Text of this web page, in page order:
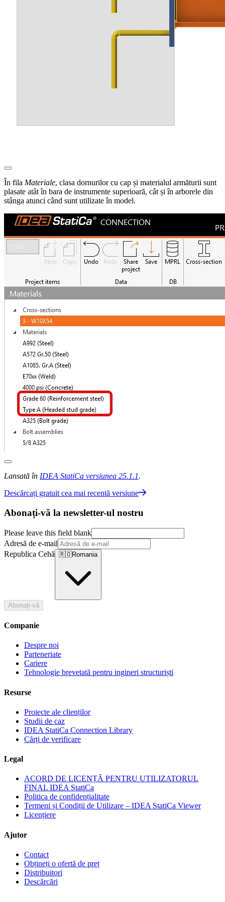
În fila Materiale, clasa dornurilor cu cap și materialul armăturii sunt
plasate atât în bara de instrumente superioară, cât și în arborele din
stânga atunci când sunt utilizate în model.
Lansată în IDEA StatiCa versiunea 25.1.1.
Descărcați gratuit cea mai recentă versiune
Abonați-vă la newsletter-ul nostru
Please leave this field blank
Adresă de e-mail
Republica Cehă 🇷🇴Romania
Abonați-vă
Companie
Despre noi
Parteneriate
Cariere
Tehnologie brevetată pentru ingineri structuriști
Resurse
Proiecte ale clienților
Studii de caz
IDEA StatiCa Connection Library
Cărți de verificare
Legal
ACORD DE LICENȚĂ PENTRU UTILIZATORUL
FINAL IDEA StatiCa
Politica de confidențialitate
Termeni și Condiții de Utilizare – IDEA StatiCa Viewer
Licențiere
Ajutor
Contact
Obțineți o ofertă de preț
Distribuitori
Descărcări